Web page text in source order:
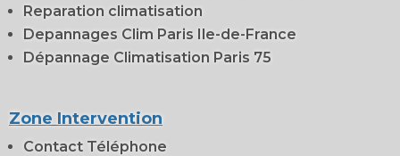
Reparation climatisation
Depannages Clim Paris Ile-de-France
Dépannage Climatisation Paris 75
Zone Intervention
Contact Téléphone